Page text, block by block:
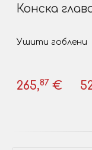
Конска
Ушити гоблени
265,87 €